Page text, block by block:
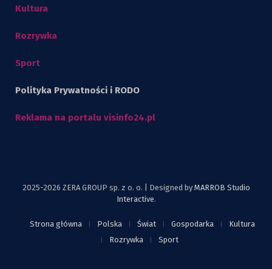
Kultura
Rozrywka
Sport
Polityka Prywatności i RODO
Reklama na portalu visinfo24.pl
2025-2026 ZERA GROUP sp. z o. o. | Designed by MARROB Studio
Interactive.
Strona główna Polska Świat Gospodarka
Kultura
Rozrywka
Sport